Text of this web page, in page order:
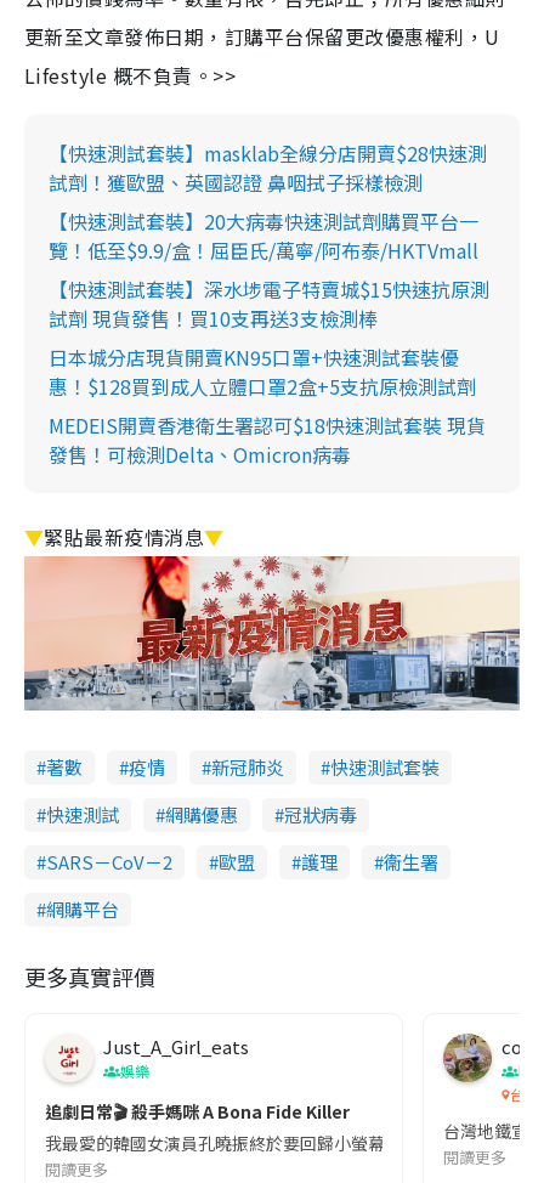
更新至文章發佈日期，訂購平台保留更改優惠權利，U
Lifestyle 概不負責。>>
【快速測試套裝】masklab全線分店開賣$28快速測
試劑！獲歐盟、英國認證 鼻咽拭子採樣檢測
【快速測試套裝】20大病毒快速測試劑購買平台一
覽！低至$9.9/盒！屈臣氏/萬寧/阿布泰/HKTVmall
【快速測試套裝】深水埗電子特賣城$15快速抗原測
試劑 現貨發售！買10支再送3支檢測棒
日本城分店現貨開賣KN95口罩+快速測試套裝優
惠！$128買到成人立體口罩2盒+5支抗原檢測試劑
MEDEIS開賣香港衛生署認可$18快速測試套裝 現貨
發售！可檢測Delta、Omicron病毒
▼緊貼最新疫情消息▼
著數 疫情 新冠肺炎
快速測試套裝
快速測試
網購優惠
冠狀病毒
SARS－CoV－2
歐盟 護理
衞生署
網購平台
更多真實評價
Just_A_Girl_eats
娛樂
追劇日常🎬 殺手媽咪 A Bona Fide Killer
我最愛的韓國女演員孔曉振終於要回歸小螢幕啦!這次的劇本改編
閱讀更多
co
吹
台灣
台灣地鐵宣
閱讀更多